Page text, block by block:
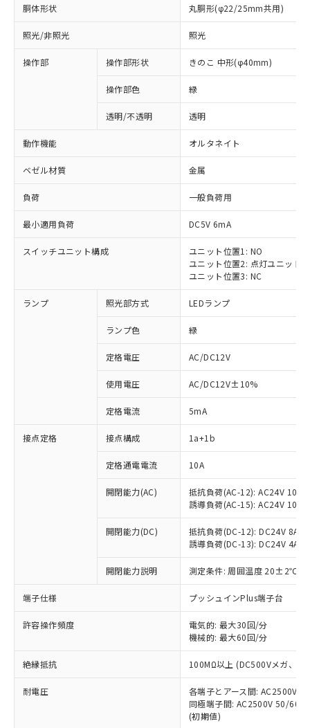
胴体形状 丸胴形(φ22/25mm共用)
照光/非照光 照光
操作部 操作部形状 きのこ 中形(φ40mm)
操作部色 緑
透明/不透明 透明
動作機能 オルタネイト
ベゼル材質 金属
負荷 一般負荷用
最小適用負荷 DC5V 6mA
スイッチユニット構成
ユニット位置1: NO
ユニット位置2: 点灯ユニット
ユニット位置3: NC
ランプ 照光部方式 LEDランプ
ランプ色 緑
定格電圧 AC/DC12V
使用電圧 AC/DC12V±10%
定格電流 5mA
接点定格 接点構成 1a+1b
定格通電電流 10A
開閉能力(AC)
抵抗負荷(AC-12): AC24V 10A/
誘導負荷(AC-15): AC24V
開閉能力(DC)
抵抗負荷(DC-12): DC24V 8A/
誘導負荷(DC-13): DC24V 4A/
開閉能力説明 測定条件: 周囲温度 20±2℃、
端子仕様 プッシュインPlus端子台
許容操作頻度
電気的: 最大30回/分
機械的: 最大60回/分
絶縁抵抗 100MΩ以上 (DC500Vメガ、点
耐電圧
各端子とアース間: AC2500V
同極端子間: AC2500V 50/
(初期値)
ご利用条件
ご利用ください。
本サービスは、当社制御機器事業取扱
商品の当社在庫状況および標準価格
(税抜)を提供させていただくもので
当社制御機器事業取扱商品の中には、
本サービスの対象外となる商品もある
ことをご了承ください。
在庫状況および標準価格照会結果は、
対応済み：EU RoHS指令（10物質）の
非含有に対応した製品が提供可能な商品で
対応予定：EU RoHS指令（10物質）の非含
有に対応した製品に切り替える予定のある
対応予定なし：EU RoHS指令（10物質）の
非含有に非対応の商品で、対応品を出す予
定はありません。
調査・確認中：EU RoHS指令（10物質）の
非含有の対応状況を調査中または確認中の
害物質有無と関係のない商品です。
仕入先様の事情により、非含有部品として
いたものが、含有品と判明した場合などや
むを得ず変更することがあります。
※1 中国RoHS○×表
「○」：最大均質材料含有率が中国RoHSの
基準値以下であることを示します。
「×」：最大均質材料含有率が中国RoHSの
基準値を超えていることを示します。
「－」：未確認です。当社販売部門へお問
当社は、これら貴社製品のうち、外国
為替および外国貿易法に定める商品